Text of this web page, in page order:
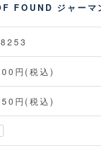
FOUND ジャー
円(税込)
円(税込)